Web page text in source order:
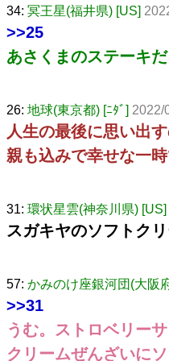
34: 冥王星(福井県) [US]
>>25
あさくまのステーキ
26: 地球(東京都) [ﾆﾀﾞ] 2022/
人生の最後に思い出
親も込みで幸せな一
31: 環状星雲(神奈川県) [US]
スガキヤのソフトク
57: かみのけ座銀河団(大阪
>>31
うむ。ストロベリー
クリームぜんざいに